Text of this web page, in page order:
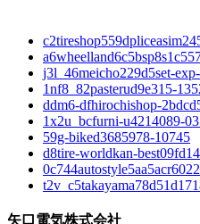
j3l_46meicho229d5set-
1nf8_82pasterud9e315-
ddm6-dfhirochishop-
1x2u_bcfurni-u4214089-
59g-biked3685978-10745
d8tire-worldkan-
矢口電気株式会社